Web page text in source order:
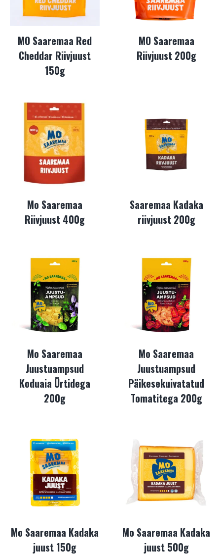
MO Saaremaa Red
Cheddar Riivjuust
150g
MO Saaremaa
Riivjuust 200g
Mo Saaremaa
Riivjuust 400g
Saaremaa Kadaka
riivjuust 200g
Mo Saaremaa
Juustuampsud
Koduaia Ürtidega
200g
Mo Saaremaa
Juustuampsud
Päikesekuivatatud
Tomatitega 200g
Mo Saaremaa Kadaka
juust 150g
Mo Saaremaa Kadaka
juust 500g